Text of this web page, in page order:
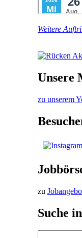
Weitere
Unsere
zu unserem
zu
Suche